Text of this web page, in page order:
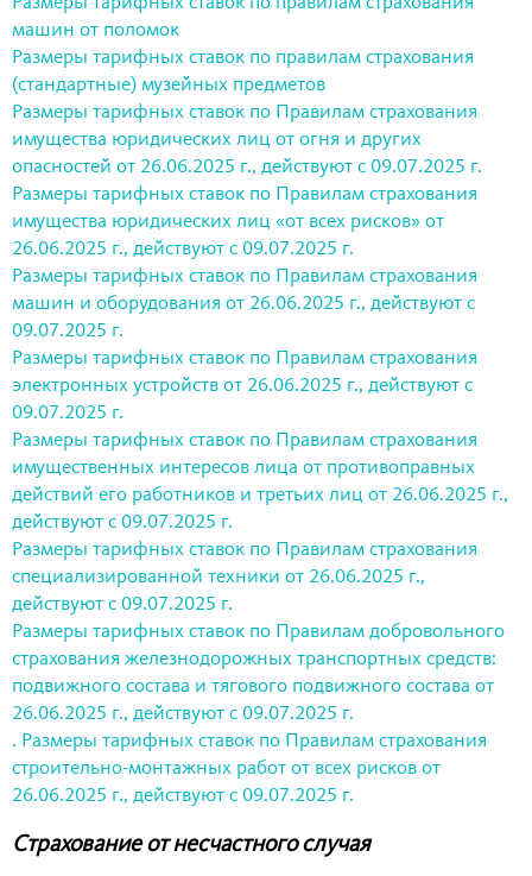
машин от поломок
Размеры тарифных ставок по правилам страхования
(стандартные) музейных предметов
Размеры тарифных ставок по Правилам страхования
имущества юридических лиц от огня и других
опасностей от 26.06.2025 г., действуют с 09.07.2025 г.
Размеры тарифных ставок по Правилам страхования
имущества юридических лиц «от всех рисков» от
26.06.2025 г., действуют с 09.07.2025 г.
Размеры тарифных ставок по Правилам страхования
машин и оборудования от 26.06.2025 г., действуют с
09.07.2025 г.
Размеры тарифных ставок по Правилам страхования
электронных устройств от 26.06.2025 г., действуют с
09.07.2025 г.
Размеры тарифных ставок по Правилам страхования
имущественных интересов лица от противоправных
действий его работников и третьих лиц от 26.06.2025 г.,
действуют с 09.07.2025 г.
Размеры тарифных ставок по Правилам страхования
специализированной техники от 26.06.2025 г.,
действуют с 09.07.2025 г.
Размеры тарифных ставок по Правилам добровольного
страхования железнодорожных транспортных средств:
подвижного состава и тягового подвижного состава от
26.06.2025 г., действуют с 09.07.2025 г.
. Размеры тарифных ставок по Правилам страхования
строительно-монтажных работ от всех рисков от
26.06.2025 г., действуют с 09.07.2025 г.
Страхование от несчастного случая